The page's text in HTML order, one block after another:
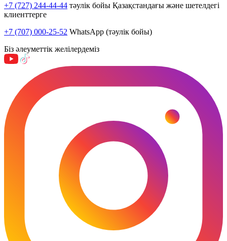
+7 (727) 244-44-44 тәулік бойы Қазақстандағы және шетелдегі
клиенттерге
+7 (707) 000-25-52 WhatsApp (тәулік бойы)
Біз әлеуметтік желілердеміз